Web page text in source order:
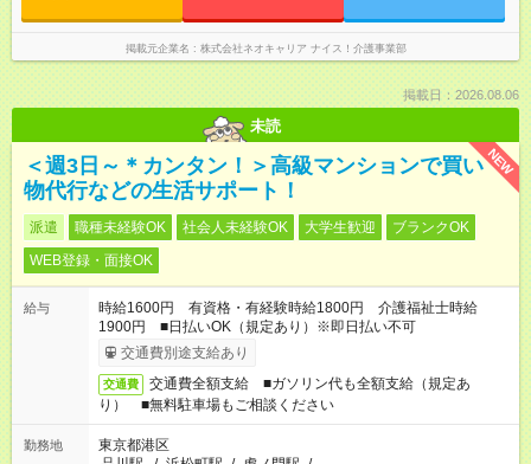
掲載元企業名 株式会社ネオキャリア ナイス！介護事業部
掲載日：2026.08.06
未読
NEW
＜週3日～＊カンタン！＞高級マンションで買い
物代行などの生活サポート！
派遣 職種未経験OK 社会人未経験OK 大学生歓迎
ブランクOK
WEB登録・面接OK
給与
時給1600円 有資格・有経験時給1800円 介護福祉士時給
1900円 ■日払いOK（規定あり）※即日払い不可
交通費別途支給あり
交通費
交通費全額支給 ■ガソリン代も全額支給（規定あ
り） ■無料駐車場もご相談ください
勤務地
東京都港区